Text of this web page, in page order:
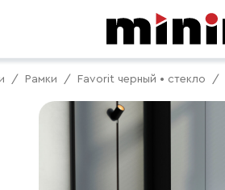
Рамки Favorit черный • стекло